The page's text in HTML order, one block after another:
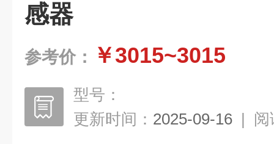
感器
参考价： ￥3015~3015
型号：
更新时间： 2025-09-16 | 阅